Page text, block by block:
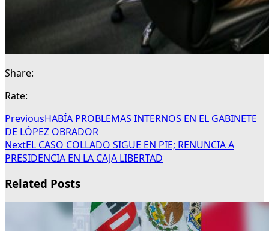
Share:
Rate:
PreviousHABÍA PROBLEMAS INTERNOS EN EL GABINETE
DE LÓPEZ OBRADOR
NextEL CASO COLLADO SIGUE EN PIE; RENUNCIA A
PRESIDENCIA EN LA CAJA LIBERTAD
Related Posts